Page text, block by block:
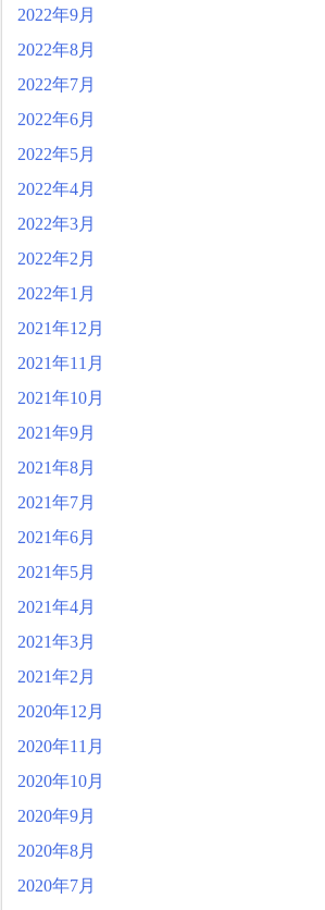
2022年9月
2022年8月
2022年7月
2022年6月
2022年5月
2022年4月
2022年3月
2022年2月
2022年1月
2021年12月
2021年11月
2021年10月
2021年9月
2021年8月
2021年7月
2021年6月
2021年5月
2021年4月
2021年3月
2021年2月
2020年12月
2020年11月
2020年10月
2020年9月
2020年8月
2020年7月